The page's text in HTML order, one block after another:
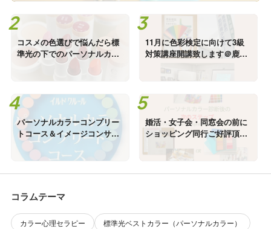
コスメの色選びで悩んだら標
準光の下でのパーソナルカラ
ー診断ご検討下さい＠鹿児島
11月に色彩検定に向けて3級
対策講座開講致します＠鹿児
パーソナルカラーコンプリー
トコース＆イメージコンサル
ティングご好評頂いてます＠
鹿児島
婚活・女子会・同窓会の前に
ショッピング同行ご好評頂い
コラムテーマ
カラー心理セラピー
標準光ベストカラー（パーソナルカラー）